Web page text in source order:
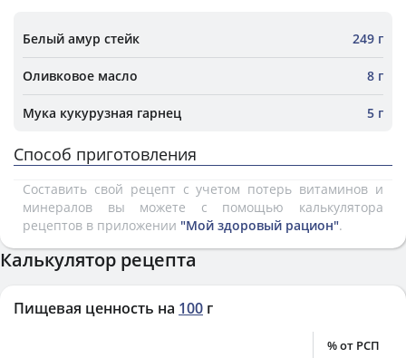
Белый амур стейк 249 г
Оливковое масло 8 г
Мука кукурузная гарнец 5 г
Способ приготовления
Составить свой рецепт с учетом потерь витаминов и
минералов вы можете с помощью калькулятора
рецептов в приложении "Мой здоровый рацион".
Калькулятор рецепта
Пищевая ценность на 100 г
% от РСП